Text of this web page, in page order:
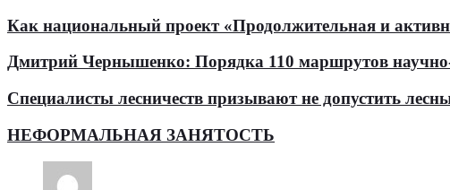
Как национальный проект «Продолжительная и
Дмитрий Чернышенко: Порядка 110 маршрутов научно-
Специалисты лесничеств призывают не допустить
НЕФОРМАЛЬНАЯ ЗАНЯТОСТЬ